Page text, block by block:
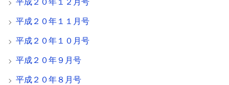
平成２０年１２月号
平成２０年１１月号
平成２０年１０月号
平成２０年９月号
平成２０年８月号